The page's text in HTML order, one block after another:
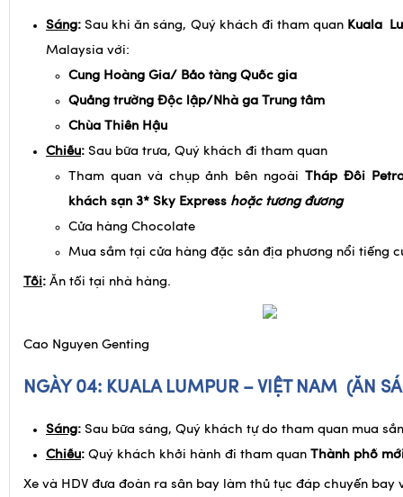
TỐI)
Sáng:Sau khi ăn sáng, Quý khách đi tham quan
Malaysia với:
Cung Hoàng Gia/ Bảo tàng Quốc gia
Quảng trường Độc lập/Nhà ga Trung tâm
Chùa Thiên Hậu
Chiều:Sau bữa trưa, Quý khách đi tham quan
Tham quan và chụp ảnh bên ngoài
khách sạn 3* Sky Expresshoặc tương đương
Cửa hàng Chocolate
Mua sắm tại cửa hàng đặc sản địa phương nổi tiếng
Cao Nguyen Genting
NGÀY 04: KUALA LUMPUR – VIỆT NAM (ĂN
Sáng:Sau bữa sáng, Quý khách tự do tham quan mua